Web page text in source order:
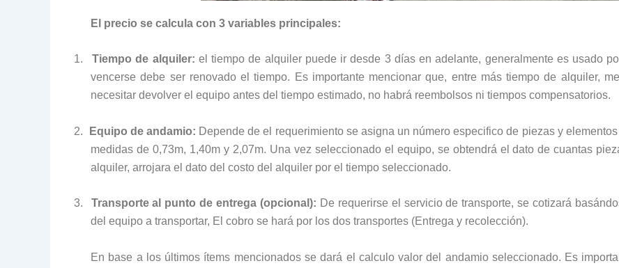
El precio se calcula con 3 variables principales:
1. Tiempo de alquiler: el tiempo de alquiler puede ir desde 3 días en adelante, generalmente es usado
vencerse debe ser renovado el tiempo. Es importante mencionar que, entre más tiempo de alquiler,
necesitar devolver el equipo antes del tiempo estimado, no habrá reembolsos ni tiempos compensatorios.
2. Equipo de andamio: Depende de el requerimiento se asigna un número especifico de piezas y
medidas de 0,73m, 1,40m y 2,07m. Una vez seleccionado el equipo, se obtendrá el dato de cuantas
alquiler, arrojara el dato del costo del alquiler por el tiempo seleccionado.
3. Transporte al punto de entrega (opcional): De requerirse el servicio de transporte, se cotizará
del equipo a transportar, El cobro se hará por los dos transportes (Entrega y recolección).
En base a los últimos ítems mencionados se dará el calculo valor del andamio seleccionado. Es